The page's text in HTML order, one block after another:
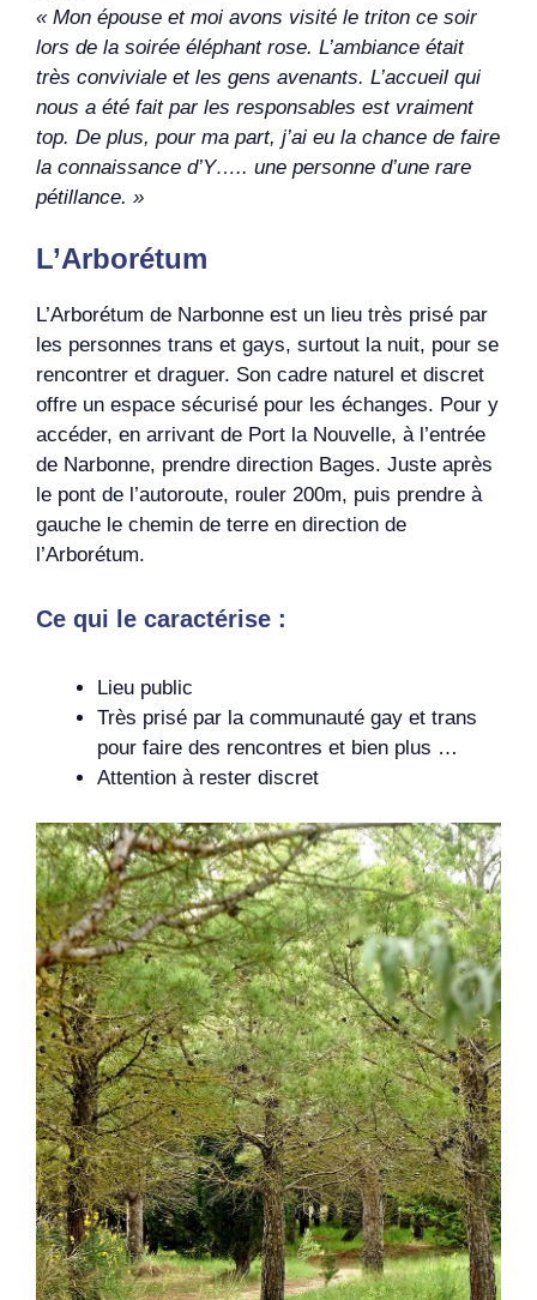
« Mon épouse et moi avons visité le triton ce soir
lors de la soirée éléphant rose. L’ambiance était
très conviviale et les gens avenants. L’accueil qui
nous a été fait par les responsables est vraiment
top. De plus, pour ma part, j’ai eu la chance de faire
la connaissance d’Y….. une personne d’une rare
pétillance. »
L’Arborétum
L’Arborétum de Narbonne est un lieu très prisé par
les personnes trans et gays, surtout la nuit, pour se
rencontrer et draguer. Son cadre naturel et discret
offre un espace sécurisé pour les échanges. Pour y
accéder, en arrivant de Port la Nouvelle, à l’entrée
de Narbonne, prendre direction Bages. Juste après
le pont de l’autoroute, rouler 200m, puis prendre à
gauche le chemin de terre en direction de
l’Arborétum.
Ce qui le caractérise :
Lieu public
Très prisé par la communauté gay et trans
pour faire des rencontres et bien plus …
Attention à rester discret